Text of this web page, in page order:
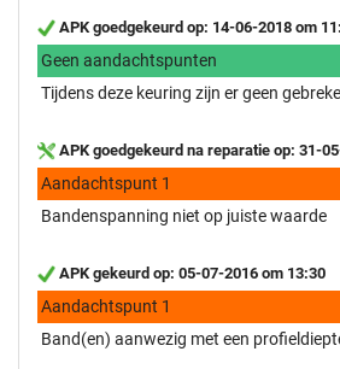
APK goedgekeurd op: 14-06-2018 om
Geen aandachtspunten
Tijdens deze keuring zijn er geen
APK goedgekeurd na reparatie op: 31-
Aandachtspunt 1
Bandenspanning niet op juiste waarde
APK gekeurd op: 05-07-2016 om 13:30
Aandachtspunt 1
Band(en) aanwezig met een